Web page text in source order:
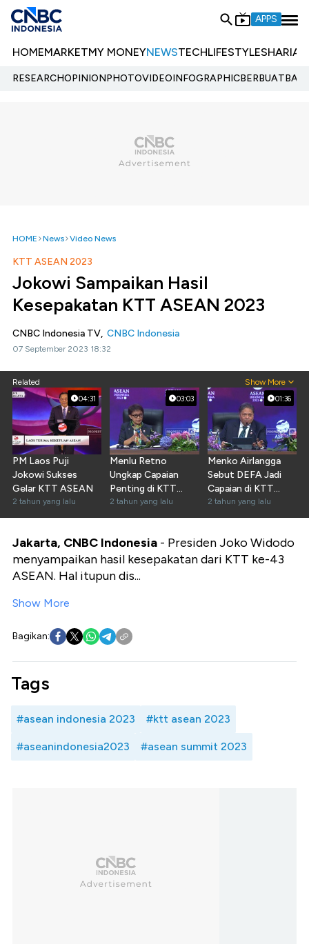
APPS
HOMEMARKETMY MONEYNEWSTECHLIFESTYLESHARIA
RESEARCHOPINIONPHOTOVIDEOINFOGRAPHIC
HOME News Video News
KTT ASEAN 2023
Jokowi Sampaikan Hasil
Kesepakatan KTT ASEAN 2023
CNBC Indonesia TV, CNBC Indonesia
07 September 2023 18:32
Related Show More
04:31
PM Laos Puji
Jokowi Sukses
Gelar KTT ASEAN
2 tahun yang lalu
03:03
Menlu Retno
Ungkap Capaian
Penting di KTT
ASEAN 2023
2 tahun yang lalu
01:36
Menko Airlangga
Sebut DEFA Jadi
Capaian di KTT
ASEAN 2023
2 tahun yang lalu
Jakarta, CNBC Indonesia - Presiden Joko Widodo
menyampaikan hasil kesepakatan dari KTT ke-43
ASEAN. Hal itupun dis...
Show More
Bagikan:
Tags
#asean indonesia 2023 #ktt asean 2023
#aseanindonesia2023 #asean summit 2023